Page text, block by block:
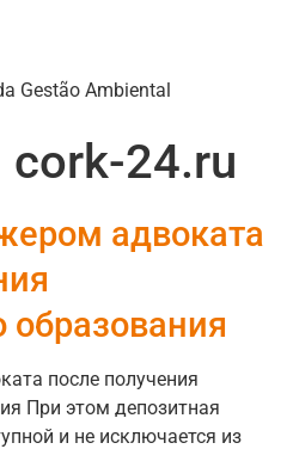
Gestão Ambiental
cork-24.ru
адвоката
образования
после получения
При этом депозитная
и не исключается из